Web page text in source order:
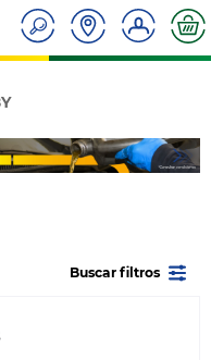
Buscar filtros